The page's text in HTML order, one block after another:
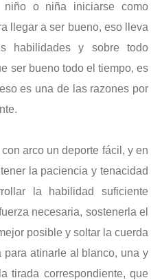
o niña iniciarse como
llegar a ser bueno, eso lleva
habilidades y sobre todo
ser bueno todo el tiempo, es
es una de las razones por
arco un deporte fácil, y en
la paciencia y tenacidad
la habilidad suficiente
necesaria, sostenerla el
posible y soltar la cuerda
para atinarle al blanco, una y
tirada correspondiente, que